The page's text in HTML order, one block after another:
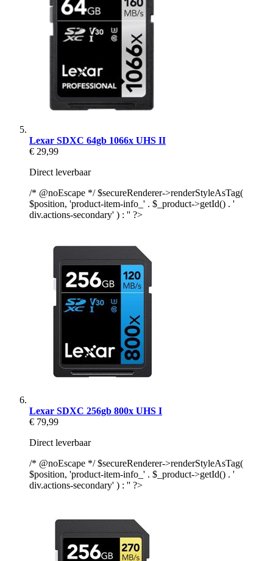
Lexar SDXC 64gb 1066x UHS II
€ 29,99
Direct leverbaar
/* @noEscape */ $secureRenderer->renderStyleAsTag(
$position, 'product-item-info_' . $_product->getId() . '
div.actions-secondary' ) : '' ?>
Lexar SDXC 256gb 800x UHS I
€ 79,99
Direct leverbaar
/* @noEscape */ $secureRenderer->renderStyleAsTag(
$position, 'product-item-info_' . $_product->getId() . '
div.actions-secondary' ) : '' ?>